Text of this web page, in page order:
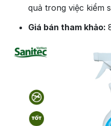
quả trong việc kiểm
Giá bán tham khảo: